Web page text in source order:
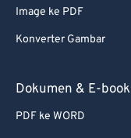
Image ke PDF
Konverter Gambar
Dokumen & E-book
PDF ke WORD